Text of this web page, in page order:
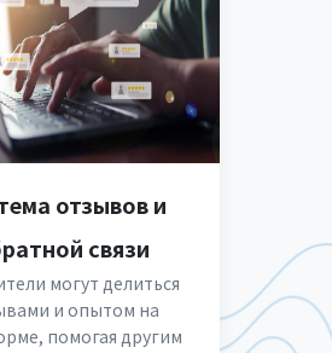
отзывов и
связи
могут делиться
и опытом на
помогая другим